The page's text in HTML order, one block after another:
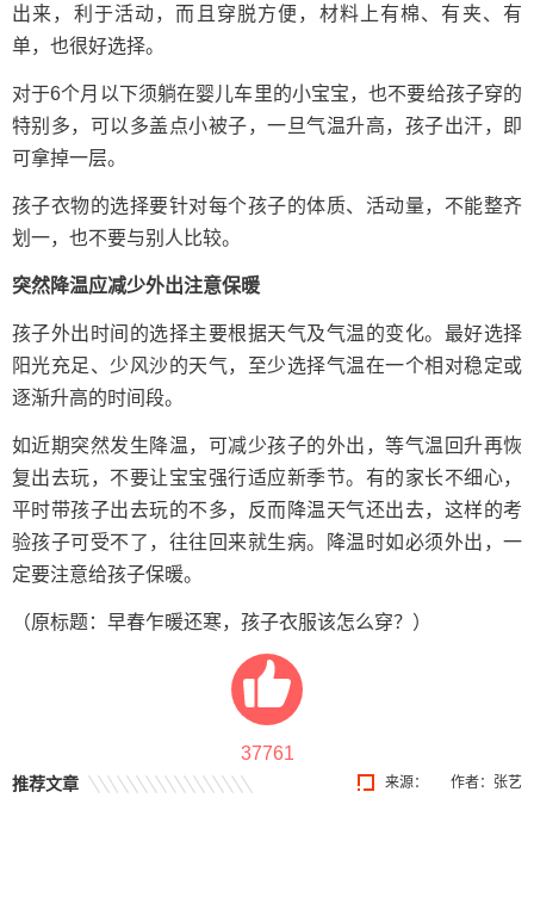
出来，利于活动，而且穿脱方便，材料上有棉、有夹、有
单，也很好选择。
对于6个月以下须躺在婴儿车里的小宝宝，也不要给孩子穿的
特别多，可以多盖点小被子，一旦气温升高，孩子出汗，即
可拿掉一层。
孩子衣物的选择要针对每个孩子的体质、活动量，不能整齐
划一，也不要与别人比较。
突然降温应减少外出注意保暖
孩子外出时间的选择主要根据天气及气温的变化。最好选择
阳光充足、少风沙的天气，至少选择气温在一个相对稳定或
逐渐升高的时间段。
如近期突然发生降温，可减少孩子的外出，等气温回升再恢
复出去玩，不要让宝宝强行适应新季节。有的家长不细心，
平时带孩子出去玩的不多，反而降温天气还出去，这样的考
验孩子可受不了，往往回来就生病。降温时如必须外出，一
定要注意给孩子保暖。
（原标题：早春乍暖还寒，孩子衣服该怎么穿？）
37761
来源： 作者：张艺
推荐文章